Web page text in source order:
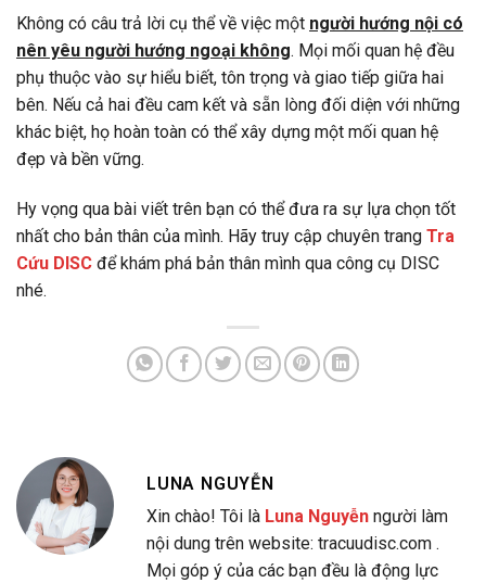
Không có câu trả lời cụ thể về việc một người hướng nội có
nên yêu người hướng ngoại không. Mọi mối quan hệ đều
phụ thuộc vào sự hiểu biết, tôn trọng và giao tiếp giữa hai
bên. Nếu cả hai đều cam kết và sẵn lòng đối diện với những
khác biệt, họ hoàn toàn có thể xây dựng một mối quan hệ
đẹp và bền vững.
Hy vọng qua bài viết trên bạn có thể đưa ra sự lựa chọn tốt
nhất cho bản thân của mình. Hãy truy cập chuyên trang Tra
Cứu DISC để khám phá bản thân mình qua công cụ DISC
nhé.
LUNA NGUYỄN
Xin chào! Tôi là Luna Nguyễn người làm
nội dung trên website: tracuudisc.com .
Mọi góp ý của các bạn đều là động lực